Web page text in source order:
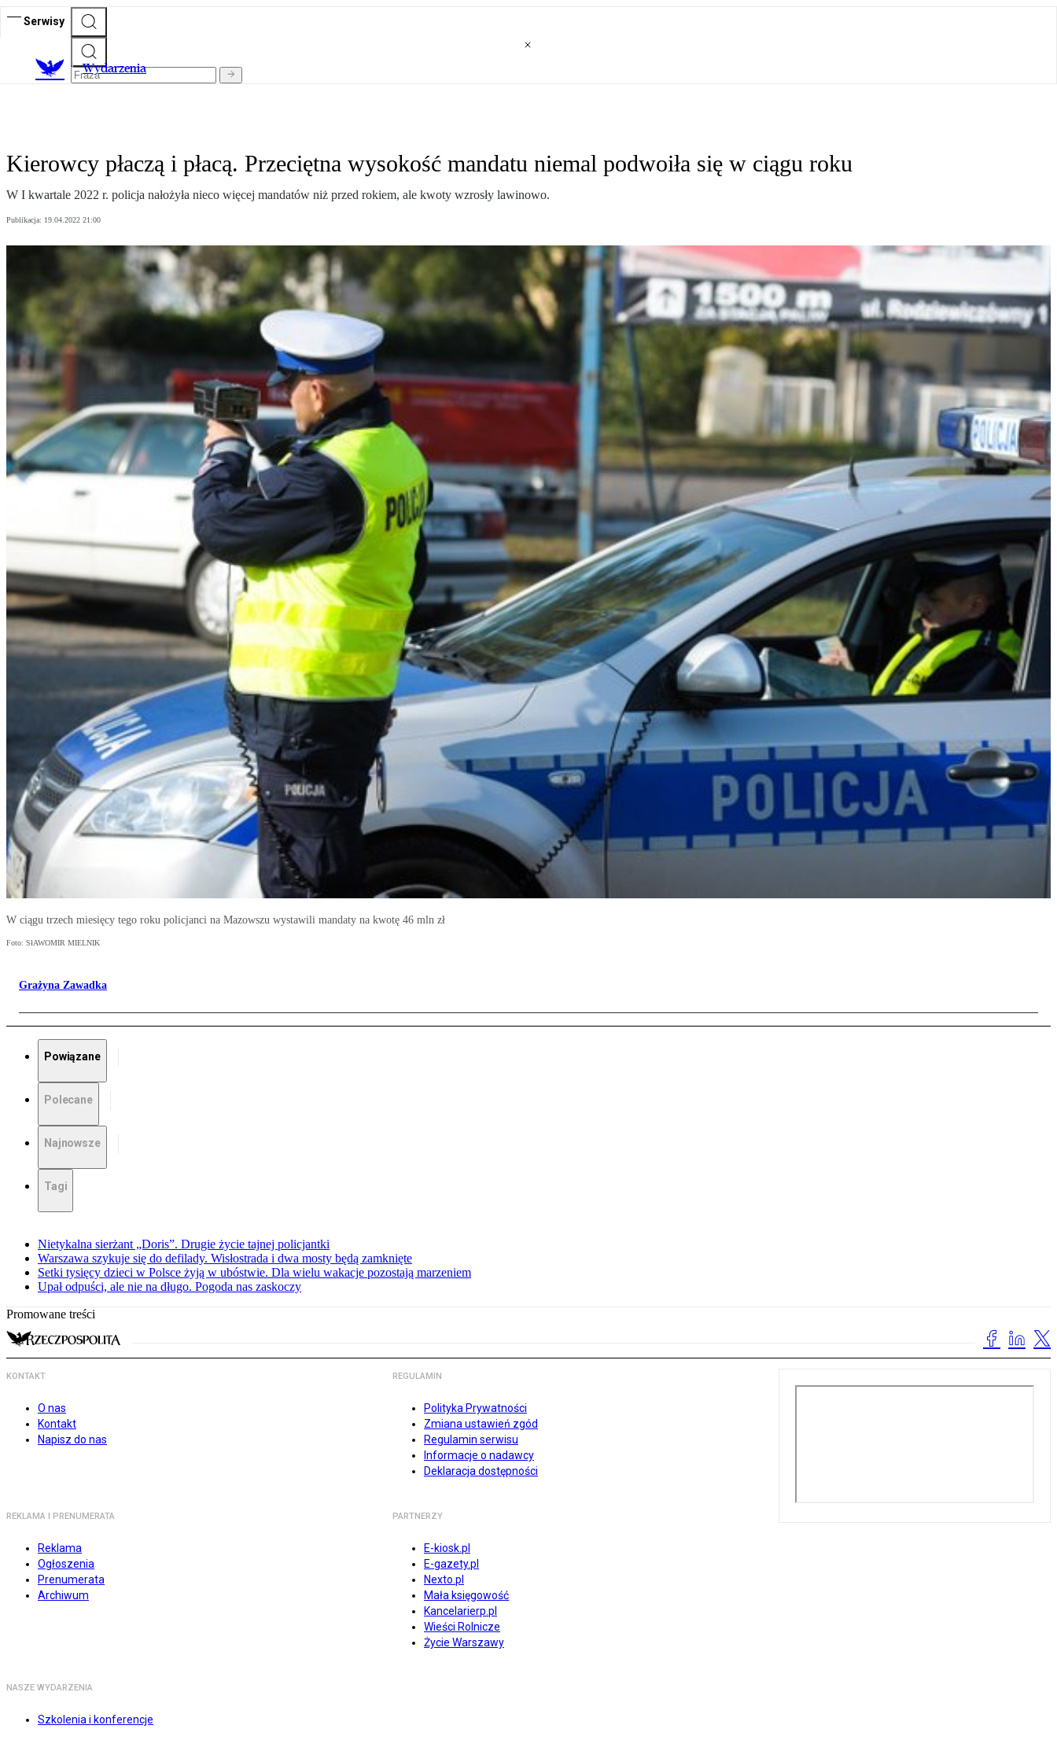
Serwisy
Wydarzenia
Kierowcy płaczą i płacą. Przeciętna wysokość mandatu niemal podwoiła się w ciągu roku
W I kwartale 2022 r. policja nałożyła nieco więcej mandatów niż przed rokiem, ale kwoty wzrosły lawinowo.
Publikacja: 19.04.2022 21:00
W ciągu trzech miesięcy tego roku policjanci na Mazowszu wystawili mandaty na kwotę 46 mln zł
Foto: SłAWOMIR MIELNIK
Grażyna Zawadka
Powiązane
Polecane
Najnowsze
Tagi
Nietykalna sierżant „Doris”. Drugie życie tajnej policjantki
Warszawa szykuje się do defilady. Wisłostrada i dwa mosty będą zamknięte
Setki tysięcy dzieci w Polsce żyją w ubóstwie. Dla wielu wakacje pozostają marzeniem
Upał odpuści, ale nie na długo. Pogoda nas zaskoczy
Promowane treści
KONTAKT
O nas
Kontakt
Napisz do nas
REGULAMIN
Polityka Prywatności
Zmiana ustawień zgód
Regulamin serwisu
Informacje o nadawcy
Deklaracja dostępności
REKLAMA I PRENUMERATA
Reklama
Ogłoszenia
Prenumerata
Archiwum
PARTNERZY
E-kiosk.pl
E-gazety.pl
Nexto.pl
Mała księgowość
Kancelarierp.pl
Wieści Rolnicze
Życie Warszawy
NASZE WYDARZENIA
Szkolenia i konferencje